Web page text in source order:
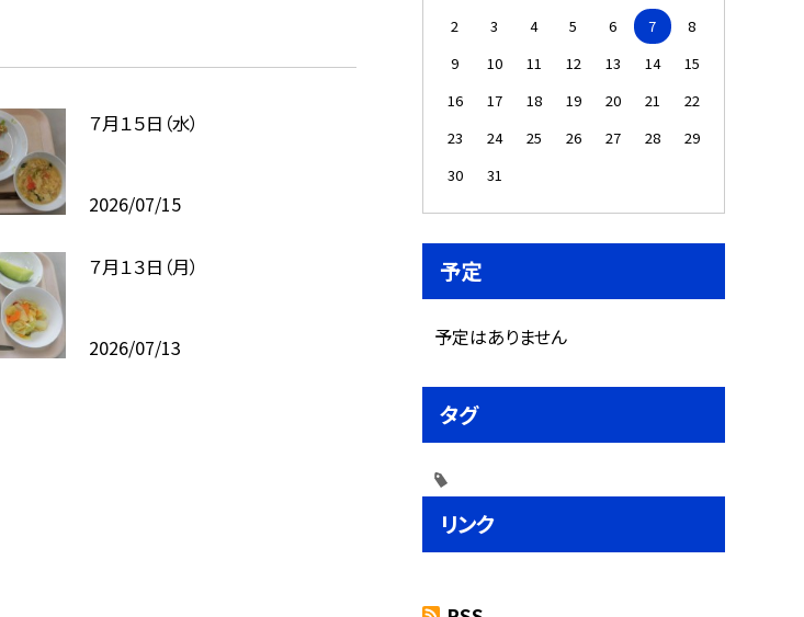
７月１５日（水）
2026/07/15
７月１３日（月）
2026/07/13
2
3 4 5 6 7
8
9
10 11 12 13 14
15
16
17 18 19 20 21
22
23
24 25 26 27 28
29
30
31
予定
予定はありません
タグ
リンク